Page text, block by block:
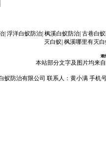
| 浮洋白蚁防治| 枫溪白蚁防治| 古巷白
灭白蚁 枫溪哪里有灭白
潮
本站部分文字及图片均来
蚁防治有限公司 联系人：黄小满 手机